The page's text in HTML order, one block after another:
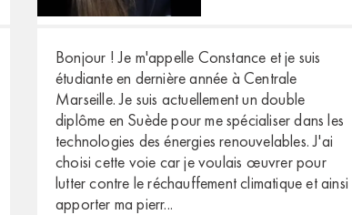
Bonjour ! Je m'appelle Constance et je suis
étudiante en dernière année à Centrale
Marseille. Je suis actuellement un double
diplôme en Suède pour me spécialiser dans les
technologies des énergies renouvelables. J'ai
choisi cette voie car je voulais œuvrer pour
lutter contre le réchauffement climatique et ainsi
apporter ma pierr...